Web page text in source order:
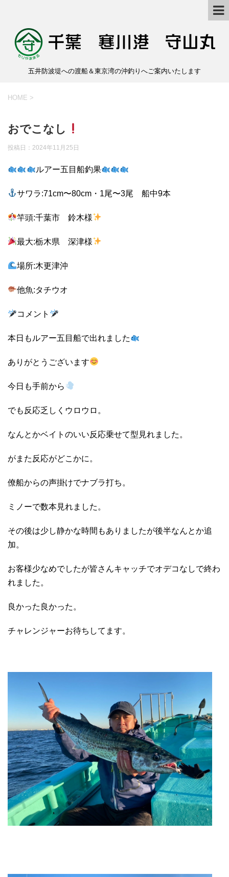
五井防波堤への渡船＆東京湾の沖釣りへご案内いたします
HOME >
おでこなし
投稿日： 2024年11月25日
ルアー五目船釣果
サワラ:71cm〜80cm・1尾〜3尾 船中9本
竿頭:千葉市 鈴木様
最大:栃木県 深津様
場所:木更津沖
他魚:タチウオ
コメント
本日もルアー五目船で出れました
ありがとうございます
今日も手前から
でも反応乏しくウロウロ。
なんとかベイトのいい反応乗せて型見れました。
がまた反応がどこかに。
僚船からの声掛けでナブラ打ち。
ミノーで数本見れました。
その後は少し静かな時間もありましたが後半なんとか追
加。
お客様少なめでしたが皆さんキャッチでオデコなしで終わ
れました。
良かった良かった。
チャレンジャーお待ちしてます。